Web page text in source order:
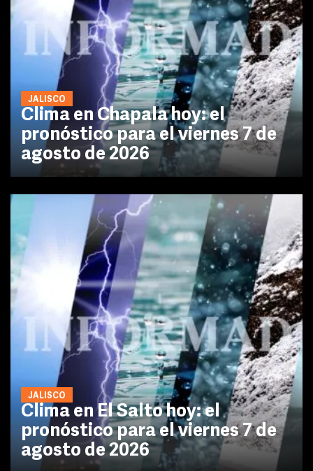
JALISCO
Clima en Chapala hoy: el
pronóstico para el viernes 7 de
agosto de 2026
JALISCO
Clima en El Salto hoy: el
pronóstico para el viernes 7 de
agosto de 2026